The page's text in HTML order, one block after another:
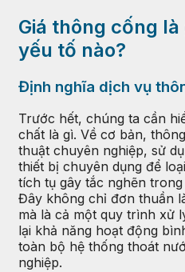
Giá thông cống
yếu tố nào?
Định nghĩa dịch vụ
Trước hết, chúng ta cần
chất là gì. Về cơ bản,
thuật chuyên nghiệp, sử
thiết bị chuyên dụng để
tích tụ gây tắc nghẽn
Đây không chỉ đơn thuần
mà là cả một quy trình xử
lại khả năng hoạt động
toàn bộ hệ thống thoát
nghiệp.